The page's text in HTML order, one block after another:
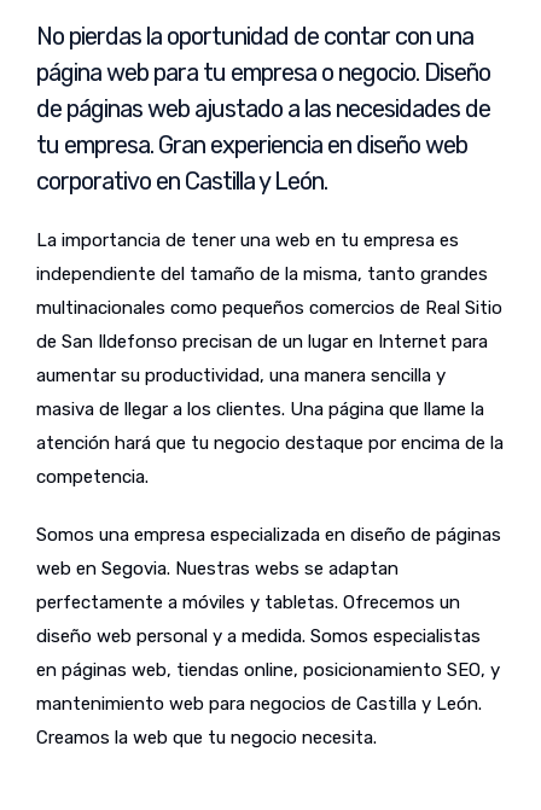
No pierdas la oportunidad de contar con una
página web para tu empresa o negocio. Diseño
de páginas web ajustado a las necesidades de
tu empresa. Gran experiencia en diseño web
corporativo en Castilla y León.
La importancia de tener una web en tu empresa es
independiente del tamaño de la misma, tanto grandes
multinacionales como pequeños comercios de Real Sitio
de San Ildefonso precisan de un lugar en Internet para
aumentar su productividad, una manera sencilla y
masiva de llegar a los clientes. Una página que llame la
atención hará que tu negocio destaque por encima de la
competencia.
Somos una empresa especializada en diseño de páginas
web en Segovia. Nuestras webs se adaptan
perfectamente a móviles y tabletas. Ofrecemos un
diseño web personal y a medida. Somos especialistas
en páginas web, tiendas online, posicionamiento SEO, y
mantenimiento web para negocios de Castilla y León.
Creamos la web que tu negocio necesita.